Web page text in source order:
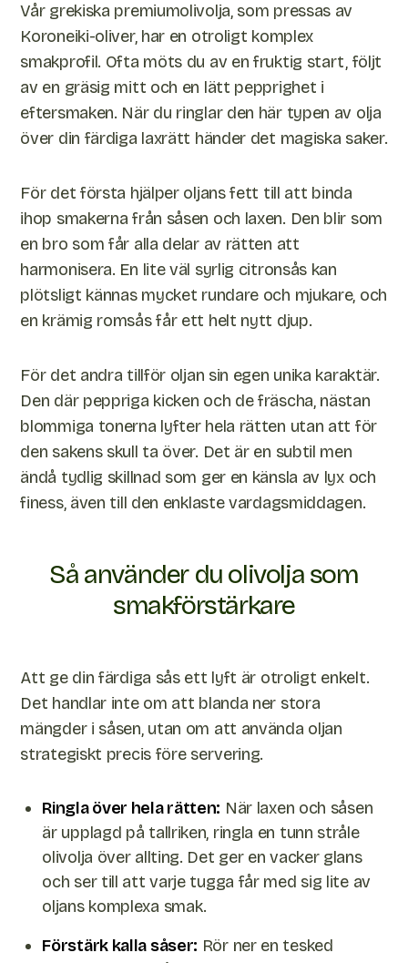
Vår grekiska premiumolivolja, som pressas av
Koroneiki-oliver, har en otroligt komplex
smakprofil. Ofta möts du av en fruktig start, följt
av en gräsig mitt och en lätt pepprighet i
eftersmaken. När du ringlar den här typen av olja
över din färdiga laxrätt händer det magiska saker.
För det första hjälper oljans fett till att binda
ihop smakerna från såsen och laxen. Den blir som
en bro som får alla delar av rätten att
harmonisera. En lite väl syrlig citronsås kan
plötsligt kännas mycket rundare och mjukare, och
en krämig romsås får ett helt nytt djup.
För det andra tillför oljan sin egen unika karaktär.
Den där peppriga kicken och de fräscha, nästan
blommiga tonerna lyfter hela rätten utan att för
den sakens skull ta över. Det är en subtil men
ändå tydlig skillnad som ger en känsla av lyx och
finess, även till den enklaste vardagsmiddagen.
Så använder du olivolja som
smakförstärkare
Att ge din färdiga sås ett lyft är otroligt enkelt.
Det handlar inte om att blanda ner stora
mängder i såsen, utan om att använda oljan
strategiskt precis före servering.
Ringla över hela rätten: När laxen och såsen
är upplagd på tallriken, ringla en tunn stråle
olivolja över allting. Det ger en vacker glans
och ser till att varje tugga får med sig lite av
oljans komplexa smak.
Förstärk kalla såser: Rör ner en tesked